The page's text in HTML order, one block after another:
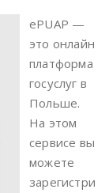
ePUAP —
это онлайн
платформа
госуслуг в
Польше.
На этом
сервисе вы
можете
зарегистри